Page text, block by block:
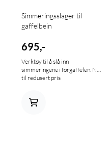
Simmeringsslager til
gaffelbein
695,-
Verktøy til å slå inn
simmeringene i forgaffelen. Nå
til redusert pris